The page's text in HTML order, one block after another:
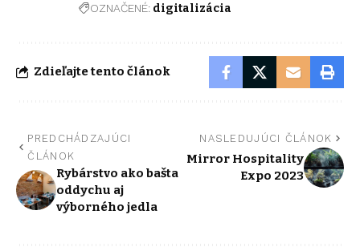
OZNAČENÉ: digitalizácia
Zdieľajte tento článok
PREDCHÁDZAJÚCI
ČLÁNOK
Rybárstvo ako bašta
oddychu aj
výborného jedla
NASLEDUJÚCI ČLÁNOK
Mirror Hospitality
Expo 2023